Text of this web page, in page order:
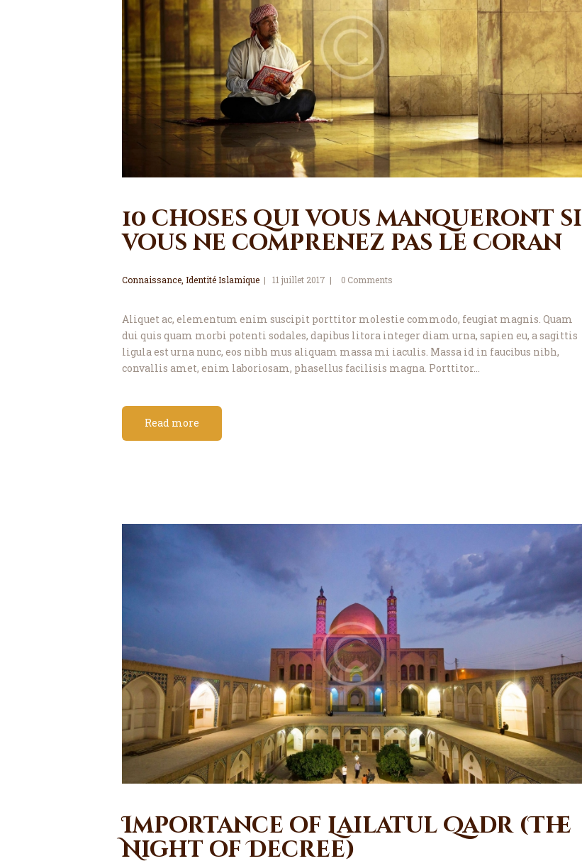
10 choses qui vous manqueront si
vous ne comprenez pas le Coran
Connaissance Identité Islamique 11 juillet 2017 0 Comments
Aliquet ac, elementum enim suscipit porttitor molestie commodo, feugiat magnis. Quam
dui quis quam morbi potenti sodales, dapibus litora integer diam urna, sapien eu, a sagittis
ligula est urna nunc, eos nibh mus aliquam massa mi iaculis. Massa id in faucibus nibh,
convallis amet, enim laboriosam, phasellus facilisis magna. Porttitor…
Read more
Importance of Lailatul Qadr (The
Night of Decree)